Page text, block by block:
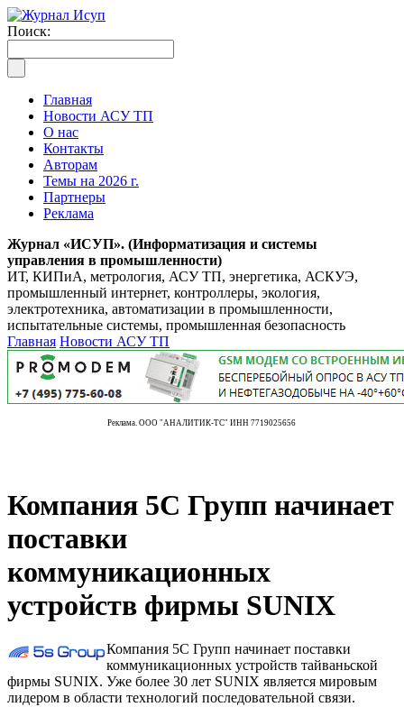
Поиск:
Главная
Новости АСУ ТП
О нас
Контакты
Авторам
Темы на 2026 г.
Партнеры
Реклама
Журнал «ИСУП». (Информатизация и системы
управления в промышленности)
ИТ, КИПиА, метрология, АСУ ТП, энергетика, АСКУЭ,
промышленный интернет, контроллеры, экология,
электротехника, автоматизации в промышленности,
испытательные системы, промышленная безопасность
Главная Новости АСУ ТП
Реклама. ООО "АНАЛИТИК-ТС" ИНН 7719025656
Компания 5С Групп начинает
поставки
коммуникационных
устройств фирмы SUNIX
Компания 5С Групп начинает поставки
коммуникационных устройств тайваньской
фирмы SUNIX. Уже более 30 лет SUNIX является мировым
лидером в области технологий последовательной связи.